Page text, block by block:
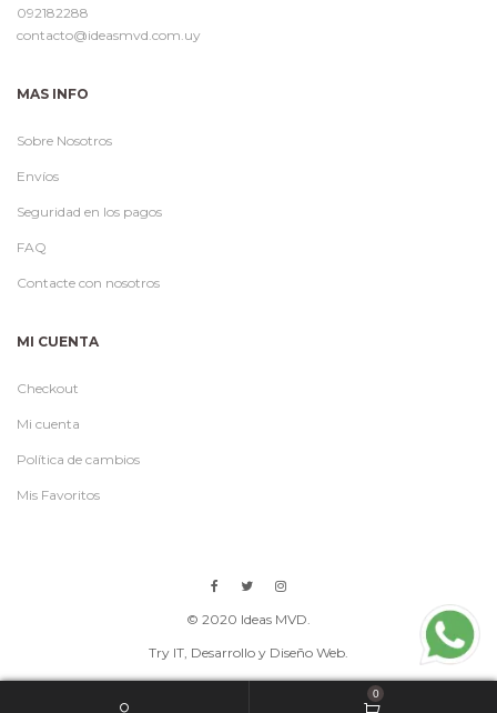
092182288
contacto@ideasmvd.com.uy
MAS INFO
Sobre Nosotros
Envíos
Seguridad en los pagos
FAQ
Contacte con nosotros
MI CUENTA
Checkout
Mi cuenta
Política de cambios
Mis Favoritos
© 2020 Ideas MVD.
Try IT , Desarrollo y Diseño Web.
0